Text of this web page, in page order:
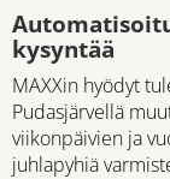
kysyntää
MAXXin hyödyt
Pudasjärvellä
viikonpäivien ja
juhlapyhiä